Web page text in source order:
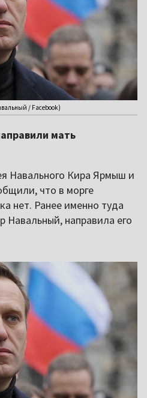
/ Facebook)
мать
Навального Кира Ярмыш и
что в морге
нет. Ранее именно туда
Навальный, направила его